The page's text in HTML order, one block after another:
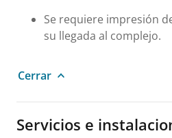
Se requiere impresión
su llegada al complejo.
Cerrar
Servicios e